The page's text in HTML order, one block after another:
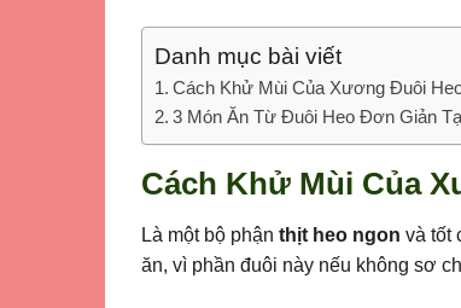
Danh mục bài viết
Cách Khử Mùi Của Xương Đuôi
3 Món Ăn Từ Đuôi Heo Đơn Giản
Cách Khử Mùi Của
Là một bộ phận thịt heo ngon và tốt
ăn, vì phần đuôi này nếu không sơ